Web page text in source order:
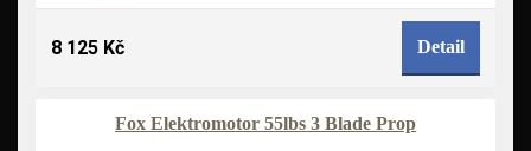
8 125 Kč Detail
Fox Elektromotor 55lbs 3 Blade Prop